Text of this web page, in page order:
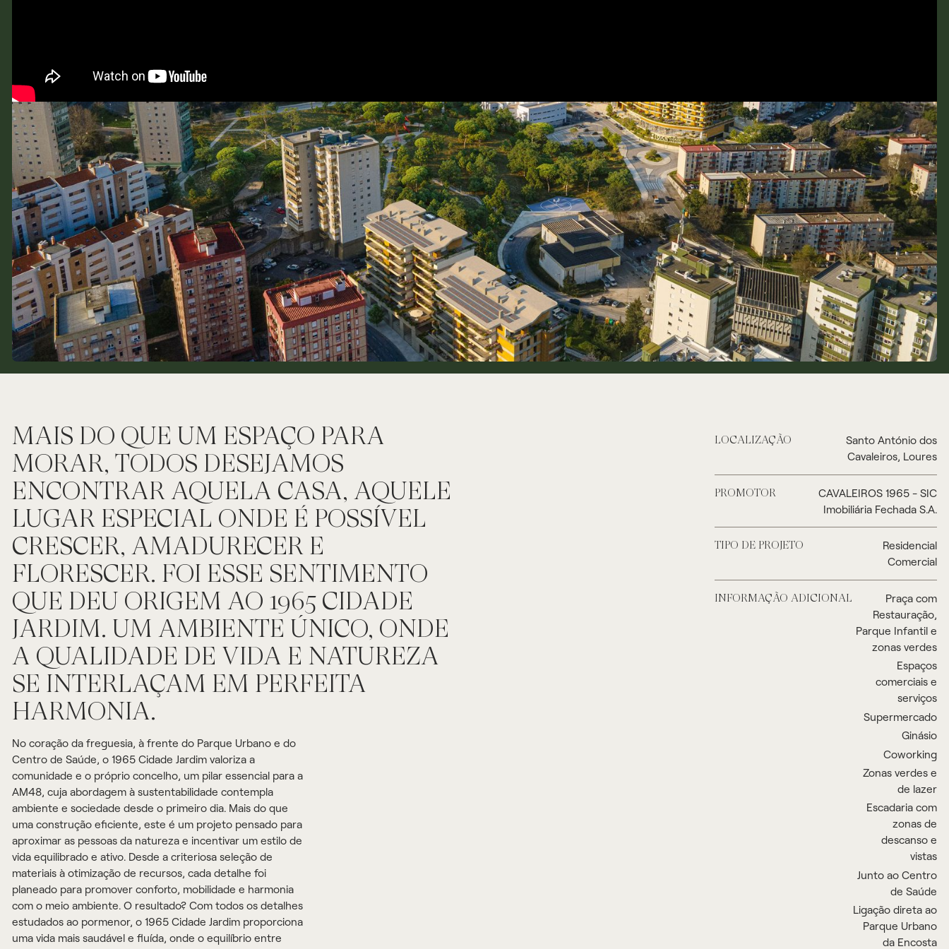
MAIS DO QUE UM ESPAÇO PARA
MORAR, TODOS DESEJAMOS
ENCONTRAR AQUELA CASA, AQUELE
LUGAR ESPECIAL ONDE É POSSÍVEL
CRESCER, AMADURECER E
FLORESCER. FOI ESSE SENTIMENTO
QUE DEU ORIGEM AO 1965 CIDADE
JARDIM. UM AMBIENTE ÚNICO, ONDE
A QUALIDADE DE VIDA E NATUREZA
SE INTERLAÇAM EM PERFEITA
HARMONIA.
No coração da freguesia, à frente do Parque Urbano e do
Centro de Saúde, o 1965 Cidade Jardim valoriza a
comunidade e o próprio concelho, um pilar essencial para a
AM48, cuja abordagem à sustentabilidade contempla
ambiente e sociedade desde o primeiro dia. Mais do que
uma construção eficiente, este é um projeto pensado para
aproximar as pessoas da natureza e incentivar um estilo de
vida equilibrado e ativo. Desde a criteriosa seleção de
materiais à otimização de recursos, cada detalhe foi
planeado para promover conforto, mobilidade e harmonia
com o meio ambiente. O resultado? Com todos os detalhes
estudados ao pormenor, o 1965 Cidade Jardim proporciona
uma vida mais saudável e fluída, onde o equilíbrio entre
LOCALIZAÇÃO
Santo António dos
Cavaleiros, Loures
PROMOTOR
CAVALEIROS 1965 - SIC
Imobiliária Fechada S.A.
TIPO DE PROJETO
Residencial
Comercial
INFORMAÇÃO ADICIONAL
Praça com
Restauração,
Parque Infantil e
zonas verdes
Espaços
comerciais e
serviços
Supermercado
Ginásio
Coworking
Zonas verdes e
de lazer
Escadaria com
zonas de
descanso e
vistas
Junto ao Centro
de Saúde
Ligação direta ao
Parque Urbano
da Encosta